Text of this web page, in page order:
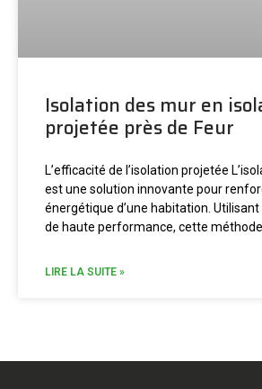
Isolation des mur en
projetée près de Feur
L’efficacité de l’isolation projetée
est une solution innovante pour
énergétique d’une habitation.
de haute performance, cette
LIRE LA SUITE »